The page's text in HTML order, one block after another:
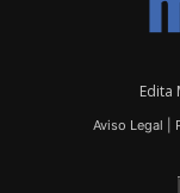
Edita
Aviso Legal